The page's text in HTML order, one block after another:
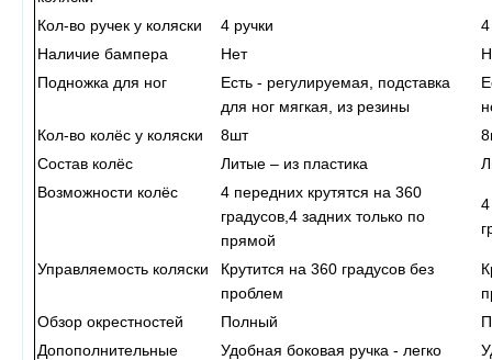
Кол-во ручек у коляски 4 ручки
4
Наличие бампера
Нет
Подножка для ног
Есть - регулируемая, подставка
для ног мягкая, из резины
Кол-во колёс у коляски
8шт
Состав колёс
Литые – из пластика
Возможности колёс
4 передних крутятся на 360
градусов,4 задних только по
прямой
Управляемость коляски
Крутится на 360 градусов без
проблем
Обзор окрестностей
Полный
Допополнительные
Удобная боковая ручка - легко